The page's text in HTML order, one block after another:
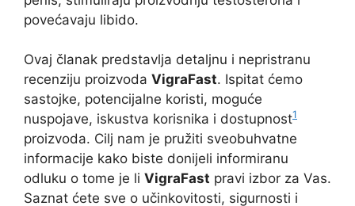
povećavaju libido.
Ovaj članak predstavlja detaljnu i nepristranu
recenziju proizvoda VigraFast. Ispitat ćemo
sastojke, potencijalne koristi, moguće
nuspojave, iskustva korisnika i dostupnost1
proizvoda. Cilj nam je pružiti sveobuhvatne
informacije kako biste donijeli informiranu
odluku o tome je li VigraFast pravi izbor za Vas.
Saznat ćete sve o učinkovitosti, sigurnosti i